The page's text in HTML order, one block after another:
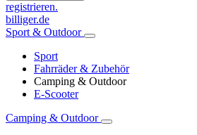
registrieren.
billiger.de
Sport & Outdoor
Sport
Fahrräder & Zubehör
Camping & Outdoor
E-Scooter
Camping & Outdoor